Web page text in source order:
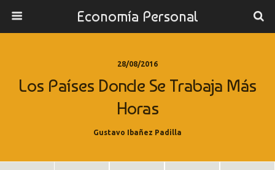
Economía Personal
28/08/2016
Los Países Donde Se Trabaja Más
Horas
Gustavo Ibañez Padilla